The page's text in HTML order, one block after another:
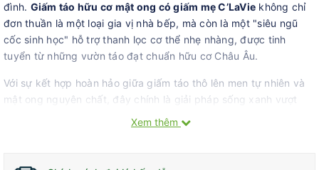
đình. Giấm táo hữu cơ mật ong có giấm mẹ C’LaVie không chỉ
đơn thuần là một loại gia vị nhà bếp, mà còn là một "siêu ngũ
cốc sinh học" hỗ trợ thanh lọc cơ thể nhẹ nhàng, được tinh
tuyển từ những vườn táo đạt chuẩn hữu cơ Châu Âu.
Với sự kết hợp hoàn hảo giữa giấm táo thô lên men tự nhiên và
mật ong nguyên chất, đây chính là giải pháp sống xanh vượt
trội, giúp bạn nâng tầm thể trạng mỗi ngày một cách nhẹ
Công thức phối trộn độc quyền
Xem thêm